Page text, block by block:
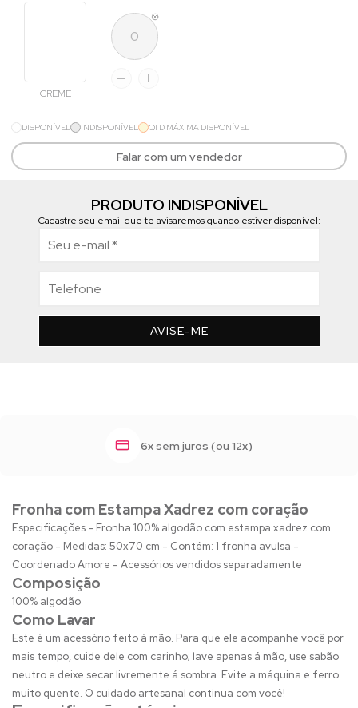
CREME
DISPONÍVEL INDISPONÍVEL QTD MÁXIMA DISPONÍVEL
Falar com um vendedor
PRODUTO INDISPONÍVEL
Cadastre seu email que te avisaremos quando estiver disponível:
AVISE-ME
6x sem juros (ou 12x)
Fronha com Estampa Xadrez com coração
Especificações - Fronha 100% algodão com estampa xadrez com
coração - Medidas: 50x70 cm - Contém: 1 fronha avulsa -
Coordenado Amore - Acessórios vendidos separadamente
Composição
100% algodão
Como Lavar
Este é um acessório feito à mão. Para que ele acompanhe você por
mais tempo, cuide dele com carinho; lave apenas á mão, use sabão
neutro e deixe secar livremente á sombra. Evite a máquina e ferro
muito quente. O cuidado artesanal continua com você!